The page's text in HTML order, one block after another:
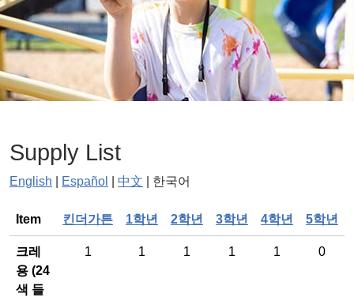
Supply List
English Español 中文 | 한국어
General
Item 킨더가튼 1학년 2학년 3학년 4학년 5학년
크레
용 (24
색 들
1 1 1 1 1 0